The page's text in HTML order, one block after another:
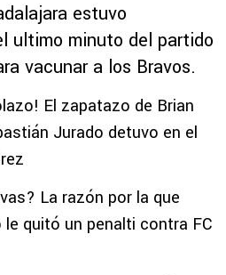
estuvo
ultimo minuto del partido
vacunar a los Bravos.
El zapatazo de Brian
Jurado detuvo en el
La razón por la que
quitó un penalti contra FC